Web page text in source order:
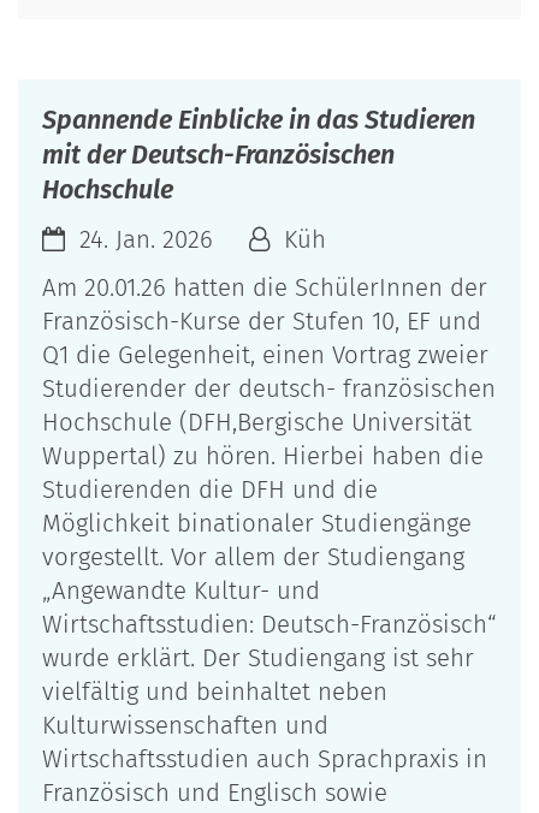
Spannende Einblicke in das Studieren
mit der Deutsch-Französischen
Hochschule
24. Jan. 2026
Küh
Am 20.01.26 hatten die SchülerInnen der
Französisch-Kurse der Stufen 10, EF und
Q1 die Gelegenheit, einen Vortrag zweier
Studierender der deutsch- französischen
Hochschule (DFH,Bergische Universität
Wuppertal) zu hören. Hierbei haben die
Studierenden die DFH und die
Möglichkeit binationaler Studiengänge
vorgestellt. Vor allem der Studiengang
„Angewandte Kultur- und
Wirtschaftsstudien: Deutsch-Französisch“
wurde erklärt. Der Studiengang ist sehr
vielfältig und beinhaltet neben
Kulturwissenschaften und
Wirtschaftsstudien auch Sprachpraxis in
Französisch und Englisch sowie